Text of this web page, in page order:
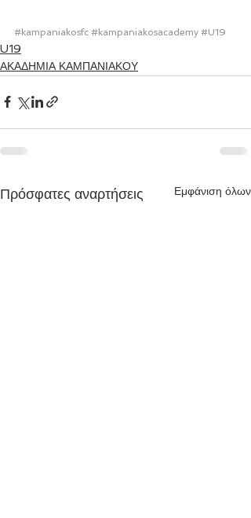
#kampaniakosfc #kampaniakosacademy #U19
U19
ΑΚΑΔΗΜΙΑ ΚΑΜΠΑΝΙΑΚΟΥ
Πρόσφατες αναρτήσεις Εμφάνιση όλων